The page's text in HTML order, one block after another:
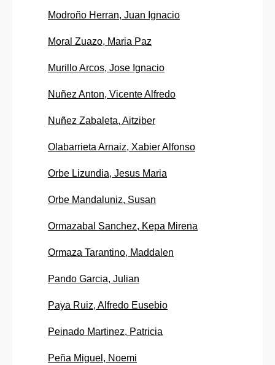
Modroño Herran, Juan Ignacio
Moral Zuazo, Maria Paz
Murillo Arcos, Jose Ignacio
Nuñez Anton, Vicente Alfredo
Nuñez Zabaleta, Aitziber
Olabarrieta Arnaiz, Xabier Alfonso
Orbe Lizundia, Jesus Maria
Orbe Mandaluniz, Susan
Ormazabal Sanchez, Kepa Mirena
Ormaza Tarantino, Maddalen
Pando Garcia, Julian
Paya Ruiz, Alfredo Eusebio
Peinado Martinez, Patricia
Peña Miguel, Noemi